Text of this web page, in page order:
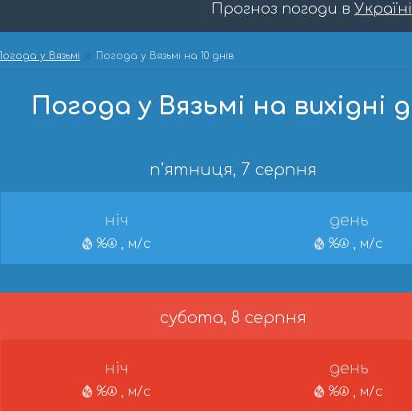
Прогноз погоди в Україні
Погода у Вязьмі Погода у Вязьмі на 10 днів
Погода у Вязьмі на вихідні
п’ятниця, 7 серпня
ніч
% , м/с
день
% , м/с
субота, 8 серпня
ніч
% , м/с
день
% , м/с